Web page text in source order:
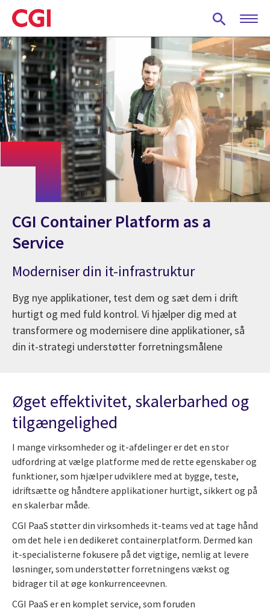
Skip
to
main
content
CGI Container Platform as a
Service
Moderniser din it-infrastruktur
Byg nye applikationer, test dem og sæt dem i drift
hurtigt og med fuld kontrol. Vi hjælper dig med at
transformere og modernisere dine applikationer, så
din it-strategi understøtter forretningsmålene
Øget effektivitet, skalerbarhed og
tilgængelighed
I mange virksomheder og it-afdelinger er det en stor
udfordring at vælge platforme med de rette egenskaber og
funktioner, som hjælper udviklere med at bygge, teste,
idriftsætte og håndtere applikationer hurtigt, sikkert og på
en skalerbar måde.
CGI PaaS støtter din virksomheds it-teams ved at tage hånd
om det hele i en dedikeret containerplatform. Dermed kan
it-specialisterne fokusere på det vigtige, nemlig at levere
løsninger, som understøtter forretningens vækst og
bidrager til at øge konkurrenceevnen.
CGI PaaS er en komplet service, som foruden